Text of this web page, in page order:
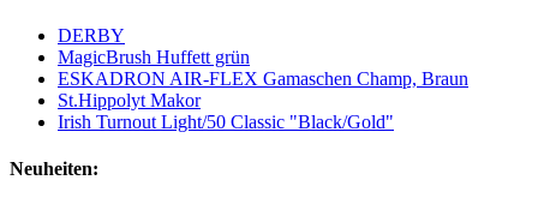
DERBY
MagicBrush Huffett grün
ESKADRON AIR-FLEX Gamaschen Champ, Braun
St.Hippolyt Makor
Irish Turnout Light/50 Classic "Black/Gold"
Neuheiten: